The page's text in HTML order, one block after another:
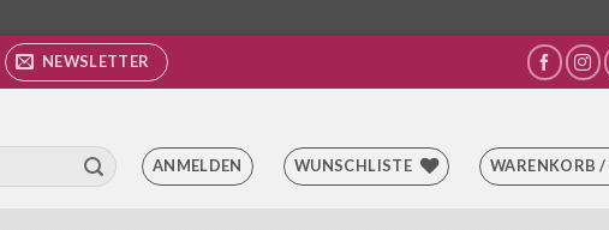
NEWSLETTER
ANMELDEN WUNSCHLISTE WARENKORB /